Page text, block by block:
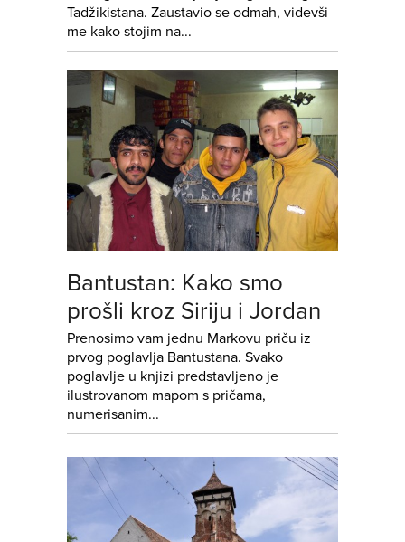
Tadžikistana. Zaustavio se odmah, videvši
me kako stojim na...
Bantustan: Kako smo
prošli kroz Siriju i Jordan
Prenosimo vam jednu Markovu priču iz
prvog poglavlja Bantustana. Svako
poglavlje u knjizi predstavljeno je
ilustrovanom mapom s pričama,
numerisanim...